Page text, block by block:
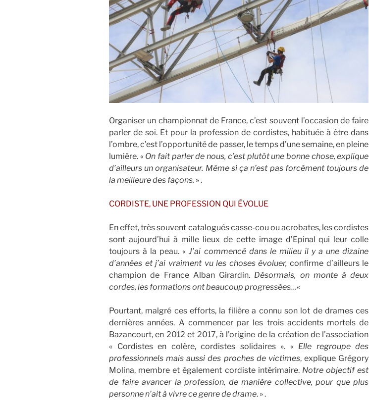
Organiser un championnat de France, c’est souvent l’occasion de faire
parler de soi. Et pour la profession de cordistes, habituée à être dans
l’ombre, c’est l’opportunité de passer, le temps d’une semaine, en pleine
lumière. « On fait parler de nous, c’est plutôt une bonne chose, explique
d’ailleurs un organisateur. Même si ça n’est pas forcément toujours de
la meilleure des façons. » .
CORDISTE, UNE PROFESSION QUI ÉVOLUE
En effet, très souvent catalogués casse-cou ou acrobates, les cordistes
sont aujourd’hui à mille lieux de cette image d’Epinal qui leur colle
toujours à la peau. «J’ai commencé dans le milieu il y a une dizaine
d’années et j’ai vraiment vu les choses évoluer, confirme d’ailleurs le
champion de France Alban Girardin. Désormais, on monte à deux
cordes, les formations ont beaucoup progressées…«
Pourtant, malgré ces efforts, la filière a connu son lot de drames ces
dernières années. A commencer par les trois accidents mortels de
Bazancourt, en 2012 et 2017, à l’origine de la création de l’association
« Cordistes en colère, cordistes solidaires ». « Elle regroupe des
professionnels mais aussi des proches de victimes, explique Grégory
Molina, membre et également cordiste intérimaire. Notre objectif est
de faire avancer la profession, de manière collective, pour que plus
personne n’ait à vivre ce genre de drame. » .